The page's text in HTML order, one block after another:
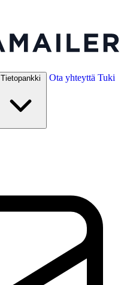
Tietopankki Ota yhteyttä Tuki